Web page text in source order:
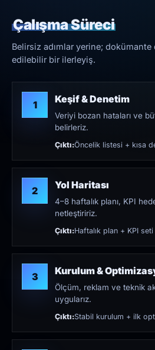
Çalışma Süreci
Belirsiz adımlar yerine;
edilebilir bir ilerleyiş.
1 Keşif & Denetim
Veriyi bozan hataları ve
belirleriz.
Çıktı:Öncelik listesi + kısa
2 Yol Haritası
4–8 haftalık planı, KPI
netleştiririz.
Çıktı:Haftalık plan + KPI seti
3 Kurulum &
Ölçüm, reklam ve teknik
uygularız.
Çıktı:Stabil kurulum + ilk